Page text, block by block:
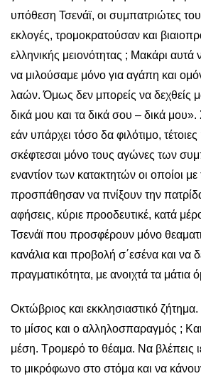
υπόθεση Τσενάϊ, οι συμπατριώτες του,
εκλογές, τρομοκρατούσαν και
ελληνικής μειονότητας ; Μακάρι
να μιλούσαμε μόνο για αγάπη και
λαών. Όμως δεν μπορείς να δεχθείς
δικά μου και τα δικά σου – δικά μου».
εάν υπάρχει τόσο δα φιλότιμο,
σκέφτεσαι μόνο τους αγώνες των
εναντίον των κατακτητών οι οποίοι με
προσπάθησαν να πνίξουν την
αφήσεις, κύριε προοδευτικέ, κατά
Τσενάϊ που προσφέρουν μόνο
κανάλια και προβολή σ΄εσένα και να
πραγματικότητα, με ανοιχτά τα μάτια
Οκτώβριος και εκκλησιαστικό ζήτημα.
το μίσος και ο αλληλοσπαραγμός ;
μέση. Τρομερό το θέαμα. Να βλέπεις
το μικρόφωνο στο στόμα και να